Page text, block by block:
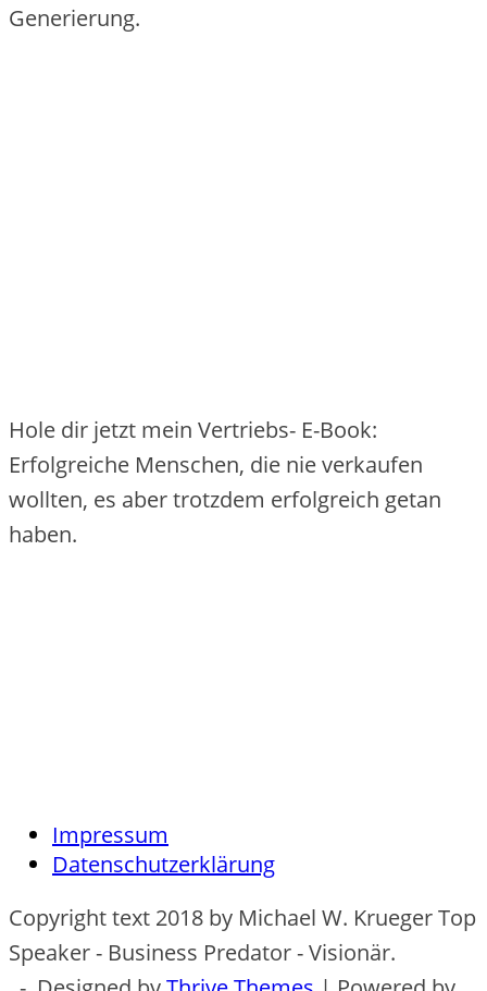
Generierung.
Hole dir jetzt mein Vertriebs- E-Book:
Erfolgreiche Menschen, die nie verkaufen
wollten, es aber trotzdem erfolgreich getan
haben.
Impressum
Datenschutzerklärung
Copyright text 2018 by Michael W. Krueger Top
Speaker - Business Predator - Visionär.